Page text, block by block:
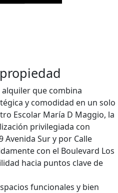
que combina
y comodidad en un solo
Escolar María D Maggio, la
privilegiada con
Avenida Sur y por Calle
con el Boulevard Los
hacia puntos clave de
funcionales y bien